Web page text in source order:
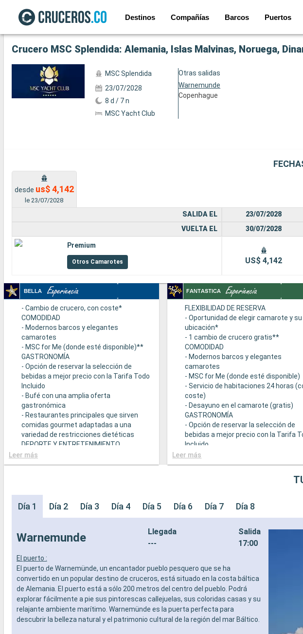
Destinos Compañías Barcos Puertos
Ver las 137 fotos siguientes
Crucero MSC Splendida: Alemania, Islas Malvinas, Noruega,
MSC Splendida
23/07/2028
8 d / 7 n
MSC Yacht Club
Otras salidas
Warnemunde
Copenhague
desde us$ 4,142
le 23/07/2028
SALIDA EL
VUELTA EL
Premium
Otros Camarotes
23/07/2028
30/07/2028
US$ 4,142
- Cambio de crucero, con coste*
COMODIDAD
- Modernos barcos y elegantes
camarotes
- MSC for Me (donde esté disponible)**
GASTRONOMÍA
- Opción de reservar la selección de
bebidas a mejor precio con la Tarifa Todo
Incluido
- Bufé con una amplia oferta
gastronómica
- Restaurantes principales que sirven
comidas gourmet adaptadas a una
variedad de restricciones dietéticas
DEPORTE Y ENTRETENIMIENTO
- Programa variado de espectáculos en el
teatro al estilo de Broadway
panorámicas
- Actividades de entretenimiento para
- Actividades recreativas para niños
SERVICIOS
OTROS PRIVILEGIOS
- Puntos MSC Voyagers Club
Leer más
FLEXIBILIDAD DE RESERVA
- Oportunidad de elegir camarote y su
ubicación*
- 1 cambio de crucero gratis**
COMODIDAD
- Modernos barcos y elegantes
camarotes
- MSC for Me (donde esté disponible)
- Servicio de habitaciones 24 horas
coste)
- Desayuno en el camarote (gratis)
GASTRONOMÍA
- Opción de reservar la selección de
bebidas a mejor precio con la Tarifa
Incluido
- Bufé con una amplia oferta
gastronómica
- Posibilidad de elegir el turno de cena
(sujeto a disponibilidad)
prepago de restaurante de
teatro al estilo de Broadway
- Área de piscina
- Instalaciones deportivas al aire libre
- Gimnasio equipado con vistas
panorámicas
- Actividades de entretenimiento para
Leer más
Día 1 Día 2 Día 3 Día 4 Día 5 Día 6 Día 7 Día 8
Warnemunde
Llegada
---
Salida
17:00
El puerto :
El puerto de Warnemünde, un encantador pueblo pesquero que se ha
convertido en un popular destino de cruceros, está situado en la costa báltica
de Alemania. El puerto está a sólo 200 metros del centro del pueblo. Podrá
explorar fácilmente a pie sus pintorescas callejuelas, sus coloridas casas y su
relajante ambiente marítimo. Warnemünde es la puerta perfecta para
descubrir la belleza natural y el patrimonio cultural de la región del mar Báltico.